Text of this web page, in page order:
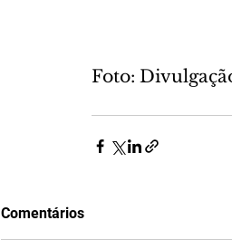
Foto:
Comentários